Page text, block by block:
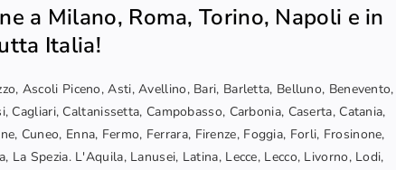
a Milano, Roma, Torino, Napoli e in
Italia!
Ascoli Piceno, Asti, Avellino, Bari, Barletta, Belluno, Benevento,
Cagliari, Caltanissetta, Campobasso, Carbonia, Caserta, Catania,
Cuneo, Enna, Fermo, Ferrara, Firenze, Foggia, Forli, Frosinone,
La Spezia. L'Aquila, Lanusei, Latina, Lecce, Lecco, Livorno, Lodi,